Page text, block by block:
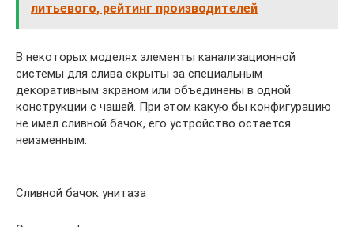
литьевого, рейтинг производителей
В некоторых моделях элементы канализационной
системы для слива скрыты за специальным
декоративным экраном или объединены в одной
конструкции с чашей. При этом какую бы конфигурацию
не имел сливной бачок, его устройство остается
неизменным.
Сливной бачок унитаза